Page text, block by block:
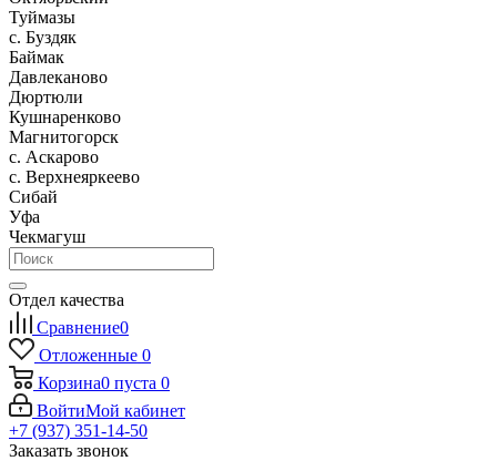
Туймазы
c. Буздяк
Баймак
Давлеканово
Дюртюли
Кушнаренково
Магнитогорск
с. Аскарово
с. Верхнеяркеево
Сибай
Уфа
Чекмагуш
Отдел качества
Сравнение0
Отложенные 0
Корзина0 пуста 0
ВойтиМой кабинет
+7 (937) 351-14-50
Заказать звонок